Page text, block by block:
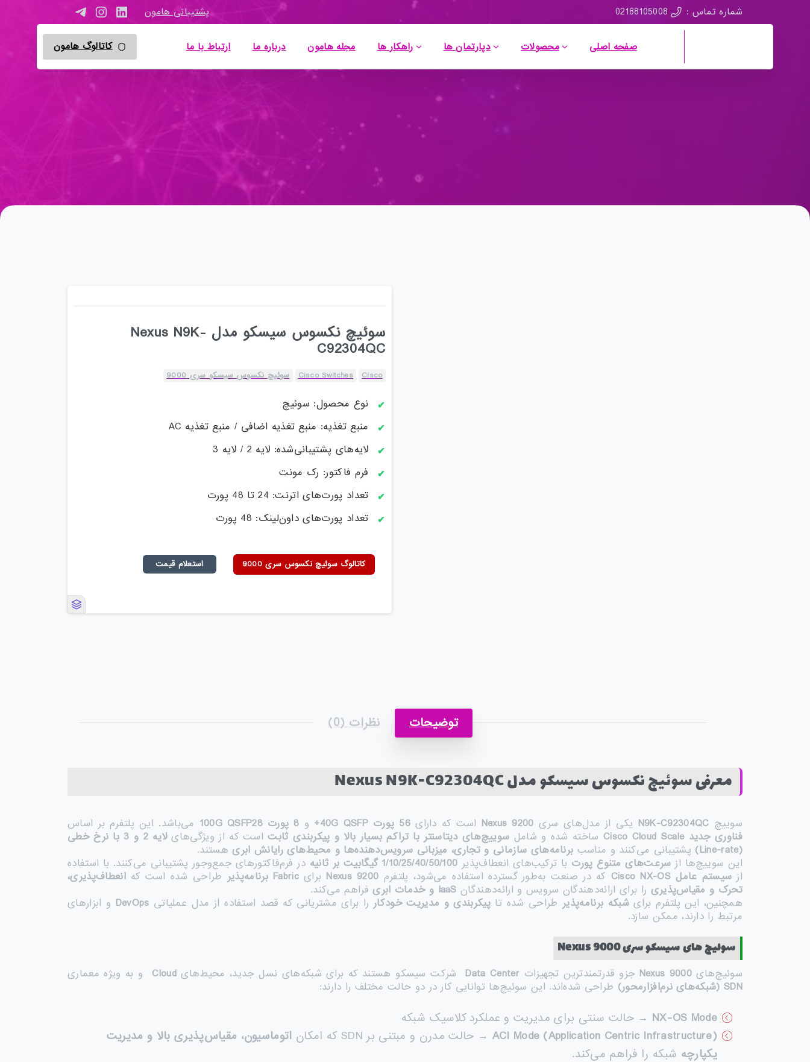
شماره تماس : 02188105008 پشتیبانی هامون
صفحه اصلی محصولات دپارتمان ها راهکار ها مجله هامون درباره ما ارتباط با ما کاتالوگ هامون
سوئیچ نکسوس سیسکو مدل Nexus N9K-
C92304QC
Cisco
Cisco Switches سوئیچ نکسوس سیسکو سری 9000
نوع محصول: سوئیچ
منبع تغذیه: منبع تغذیه اضافی / منبع تغذیه AC
لایه‌های پشتیبانی‌شده: لایه 2 / لایه 3
فرم فاکتور: رک مونت
تعداد پورت‌های اترنت: 24 تا 48 پورت
تعداد پورت‌های داون‌لینک: 48 پورت
کاتالوگ سوئیچ نکسوس سری 9000 استعلام قیمت
توضیحات نظرات (0)
معرفی سوئیچ نکسوس سیسکو مدل Nexus N9K-C92304QC
سوییچ N9K-C92304QC یکی از مدل‌های سری Nexus 9200 است که دارای 56 پورت 40G QSFP+ و 8 پورت 100G QSFP28
می‌باشد. این پلتفرم بر اساس
فناوری جدید Cisco Cloud Scale ساخته شده و شامل سوییچ‌های دیتاسنتر با تراکم بسیار بالا و پیکربندی ثابتاست که از ویژگی‌هایلایه 2 و 3 با نرخ خطی
(Line-rate)
پشتیبانی می‌کنند و مناسب برنامه‌های سازمانی و تجاری، میزبانی سرویس‌دهنده‌ها و محیط‌های رایانش ابریهستند.
این سوییچ‌ها از سرعت‌های متنوع پورت با ترکیب‌های انعطاف‌پذیر 1/10/25/40/50/100 گیگابیت بر ثانیه در فرم‌فاکتورهای جمع‌وجور پشتیبانی می‌کنند. با استفاده
از سیستم عامل که در صنعت به‌طور گسترده استفاده می‌شود، پلتفرم Nexus 9200 برایFabric برنامه‌پذیر طراحی شده است کهانعطاف‌پذیری،
تحرک و مقیاس‌پذیری را برای ارائه‌دهندگان سرویس و ارائه‌دهندگان IaaS و خدمات ابریفراهم می‌کند.
همچنین، این پلتفرم برایشبکه برنامه‌پذیر طراحی شده تا پیکربندی و مدیریت خودکار را برای مشتریانی که قصد استفاده از مدل عملیاتی DevOps و ابزارهای
مرتبط را دارند، ممکن سازد.
سوئیچهایسیسکو سریNexus 9000
سوئیچ‌هایNexus 9000 جزو قدرتمندترین تجهیزات Data Center شرکت سیسکو هستند که برای شبکه‌های نسل جدید، محیط‌های Cloud و به‌ ویژه معماری
SDN ( شبکه‌های نرم‌افزارمحور) طراحی شده‌اند. این سوئیچ‌ها توانایی کار در دو حالت مختلف را دارند:
NX-OS Mode → حالت سنتی برای مدیریت و عملکرد کلاسیک شبکه
ACI Mode (Application Centric Infrastructure) → حالت مدرن و مبتنی بر SDN که امکان
اتوماسیون، مقیاس‌پذیری بالا و مدیریت
یکپارچه شبکه را فراهم می‌کند.